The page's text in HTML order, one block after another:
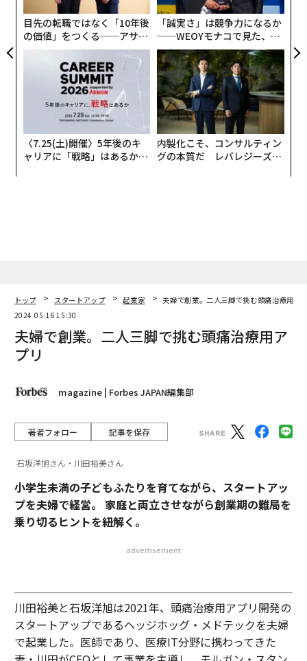
目先の転職ではなく「10年後
の価値」をつくる──アサイ
ンの長期伴走型支援とは
「誠実さ」は競争力になるか
──WEOYモナコで見た、く
ら寿司の経営哲学
〈7.25(土)開催〉5年後のキ
ャリアに「戦略」はあるか。
内製化こそ、コンサルティン
グの本質だ レバレジーズが
トップ スタートアップ 起業家
夫婦で創業。二人三脚で挑む頭痛治療用ア
2024.05.16 15:30
夫婦で創業。二人三脚で挑む頭痛治療用ア
プリ
magazine | Forbes JAPAN編集部
著者フォロー 記事を保存
石坂洋旭さん・川田裕美さん
小学生未満の子どもふたりを育てながら、スタートアッ
プを夫婦で経営。 家庭と両立させながら創業期の難局を
乗り切るヒントを紐解く。
advertisement
川田裕美と石坂洋旭は2021年、頭痛治療用アプリ開発の
スタートアップであるヘッジホッグ・メドテックを夫婦
で起業した。医師であり、医療IT分野に携わってきた